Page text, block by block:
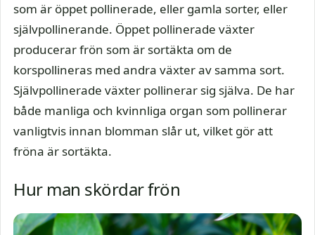
som är öppet pollinerade, eller gamla sorter, eller
självpollinerande. Öppet pollinerade växter
producerar frön som är sortäkta om de
korspollineras med andra växter av samma sort.
Självpollinerade växter pollinerar sig själva. De har
både manliga och kvinnliga organ som pollinerar
vanligtvis innan blomman slår ut, vilket gör att
fröna är sortäkta.
Hur man skördar frön